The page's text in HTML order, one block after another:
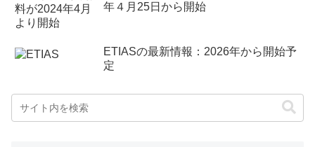
年４月25日から開始
ETIASの最新情報：2026年から開始予
定